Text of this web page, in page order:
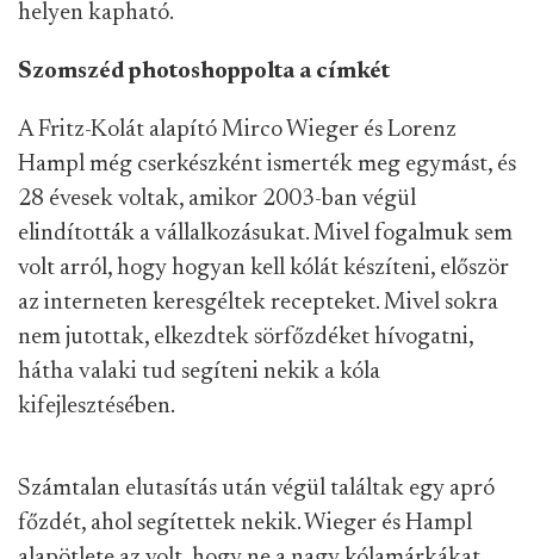
helyen kapható.
Szomszéd photoshoppolta a címkét
A Fritz-Kolát alapító Mirco Wieger és Lorenz
Hampl még cserkészként ismerték meg egymást, és
28 évesek voltak, amikor 2003-ban végül
elindították a vállalkozásukat. Mivel fogalmuk sem
volt arról, hogy hogyan kell kólát készíteni, először
az interneten keresgéltek recepteket. Mivel sokra
nem jutottak, elkezdtek sörfőzdéket hívogatni,
hátha valaki tud segíteni nekik a kóla
kifejlesztésében.
Számtalan elutasítás után végül találtak egy apró
főzdét, ahol segítettek nekik. Wieger és Hampl